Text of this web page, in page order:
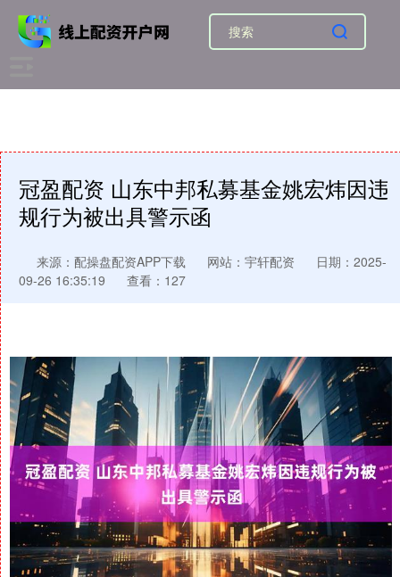
冠盈配资 山东中邦私募基金姚宏炜因违
规行为被出具警示函
来源：配操盘配资APP下载 网站：宇轩配资
日期：2025-
09-26 16:35:19
查看：127